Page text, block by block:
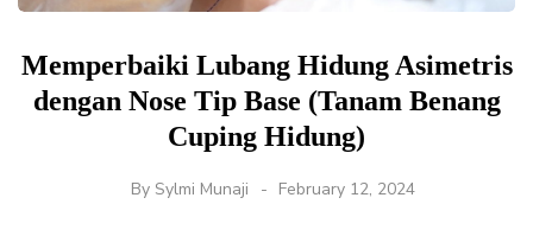
Memperbaiki Lubang Hidung Asimetris
dengan Nose Tip Base (Tanam Benang
Cuping Hidung)
By Sylmi Munaji February 12, 2024